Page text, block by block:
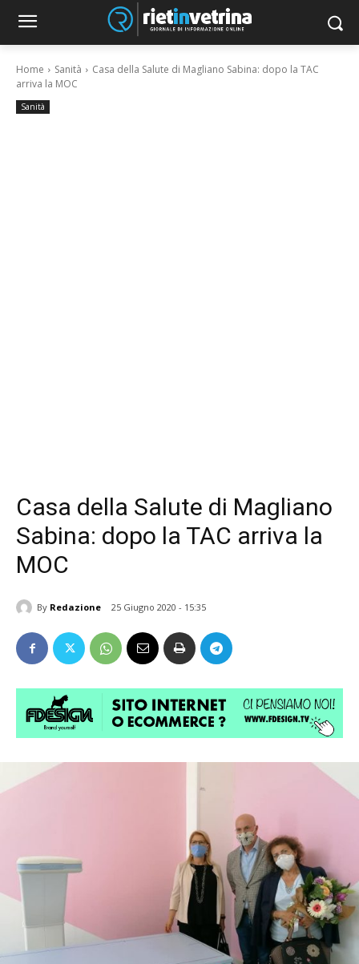
Home Sanità
Casa della Salute di Magliano Sabina: dopo la TAC
arriva la MOC
Sanità
Casa della Salute di Magliano
Sabina: dopo la TAC arriva la
MOC
By Redazione 25 Giugno 2020 - 15:35